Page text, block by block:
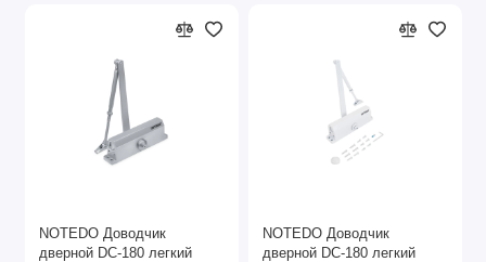
NOTEDO Доводчик
дверной DC-180 легкий
NOTEDO Доводчик
дверной DC-180 легкий